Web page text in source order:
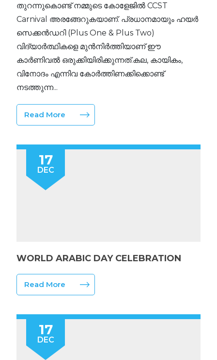
തുറന്നുകൊണ്ട് നമ്മുടെ കോളേജിൽ CCST
Carnival അരങ്ങേറുകയാണ്. പ്രധാനമായും ഹയർ
സെക്കൻഡറി (Plus One & Plus Two)
വിദ്യാർത്ഥികളെ മുൻനിർത്തിയാണ് ഈ
കാർണിവൽ ഒരുക്കിയിരിക്കുന്നത്.കല, കായികം,
വിനോദം എന്നിവ കോർത്തിണക്കിക്കൊണ്ട്
നടത്തുന്ന...
Read More
17
DEC
WORLD ARABIC DAY CELEBRATION
Read More
17
DEC